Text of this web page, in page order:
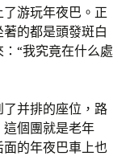
游玩年夜巴。正
的都是頭發斑白
“我究竟在什么處
并排的座位，路
個團就是老年
的年夜巴車上也